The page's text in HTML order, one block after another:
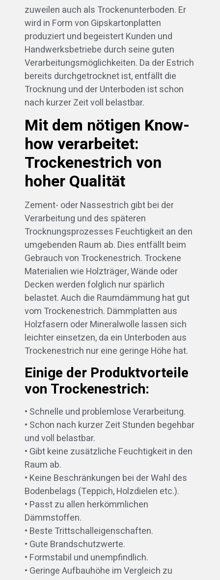
zuweilen auch als Trockenunterboden. Er
wird in Form von Gipskartonplatten
produziert und begeistert Kunden und
Handwerksbetriebe durch seine guten
Verarbeitungsmöglichkeiten. Da der Estrich
bereits durchgetrocknet ist, entfällt die
Trocknung und der Unterboden ist schon
nach kurzer Zeit voll belastbar.
Mit dem nötigen Know-
how verarbeitet:
Trockenestrich von
hoher Qualität
Zement- oder Nassestrich gibt bei der
Verarbeitung und des späteren
Trocknungsprozesses Feuchtigkeit an den
umgebenden Raum ab. Dies entfällt beim
Gebrauch von Trockenestrich. Trockene
Materialien wie Holzträger, Wände oder
Decken werden folglich nur spärlich
belastet. Auch die Raumdämmung hat gut
vom Trockenestrich. Dämmplatten aus
Holzfasern oder Mineralwolle lassen sich
leichter einsetzen, da ein Unterboden aus
Trockenestrich nur eine geringe Höhe hat.
Einige der Produktvorteile
von Trockenestrich:
• Schnelle und problemlose Verarbeitung.
• Schon nach kurzer Zeit Stunden begehbar
und voll belastbar.
• Gibt keine zusätzliche Feuchtigkeit in den
Raum ab.
• Keine Beschränkungen bei der Wahl des
Bodenbelags (Teppich, Holzdielen etc.).
• Passt zu allen herkömmlichen
Dämmstoffen.
• Beste Trittschalleigenschaften.
• Gute Brandschutzwerte.
• Formstabil und unempfindlich.
• Geringe Aufbauhöhe im Vergleich zu